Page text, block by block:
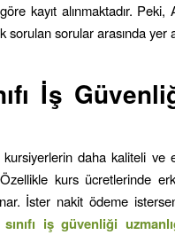
kayıt alınmaktadır. Peki,
sorulan sorular arasında yer
İş
kursiyerlerin daha kaliteli
kurs ücretlerinde
İster nakit ödeme
iş güvenliği